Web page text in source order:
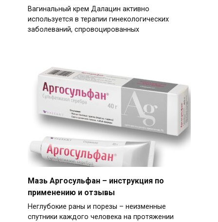
Вагинальный крем Далацин активно
используется в терапии гинекологических
заболеваний, спровоцированных
Мазь Аргосульфан – инструкция по
применению и отзывы
Неглубокие раны и порезы – неизменные
спутники каждого человека на протяжении